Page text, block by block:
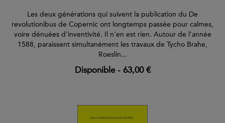
Les deux générations qui suivent la publication du De
revolutionibus de Copernic ont longtemps passée pour calmes,
voire dénuées d'inventivité. Il n'en est rien. Autour de l'année
1588, paraissent simultanément les travaux de Tycho Brahe,
Roeslin...
Disponible- 63,00 €